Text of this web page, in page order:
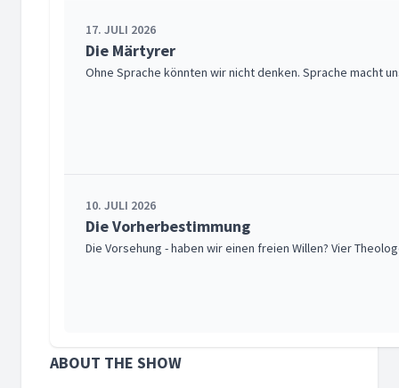
17. JULI 2026
Die Märtyrer
Ohne Sprache könnten wir nicht denken. Sprache macht
10. JULI 2026
Die Vorherbestimmung
Die Vorsehung - haben wir einen freien Willen? Vier
ABOUT THE SHOW